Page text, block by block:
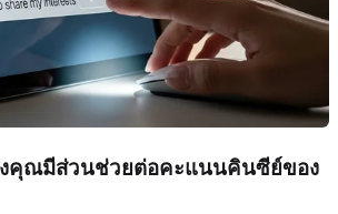
คุณมีส่วนช่วยต่อคะแนนคินซีย์ของ